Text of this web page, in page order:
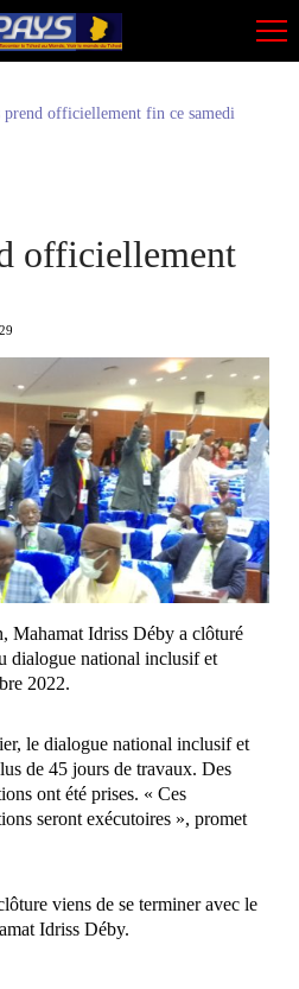
officiellement fin ce samedi
officiellement
Mahamat Idriss Déby a clôturé
dialogue national inclusif et
2022.
le dialogue national inclusif et
de 45 jours de travaux. Des
ont été prises. « Ces
seront exécutoires », promet
viens de se terminer avec le
Idriss Déby.